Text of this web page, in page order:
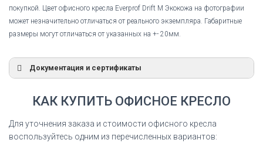
покупкой. Цвет офисного кресла Everprof Drift M Экокожа на фотографии
может незначительно отличаться от реального экземпляра. Габаритные
размеры могут отличаться от указанных на +- 20мм.
Документация и сертификаты
Сертификат соответствия Everprof Drift M Экокожа
СКАЧАТЬ СЕРТИФИКАТ
КАК КУПИТЬ ОФИСНОЕ КРЕСЛО
Для уточнения заказа и стоимости офисного кресла
воспользуйтесь одним из перечисленных вариантов: